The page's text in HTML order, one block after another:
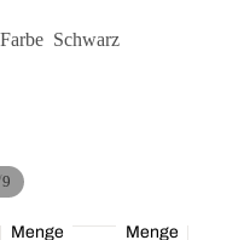
9
Farbe Schwarz
Menge
Menge